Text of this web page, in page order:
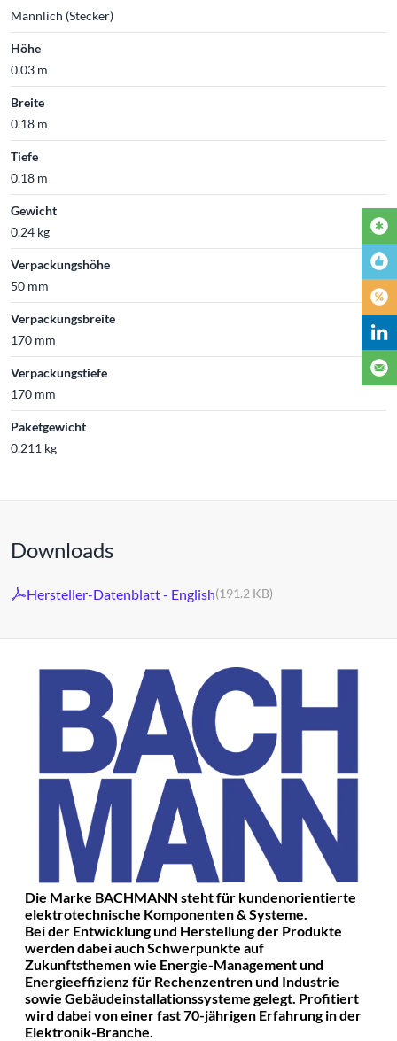
Männlich (Stecker)
Höhe
0.03 m
Breite
0.18 m
Tiefe
0.18 m
Gewicht
0.24 kg
Verpackungshöhe
50 mm
Verpackungsbreite
170 mm
Verpackungstiefe
170 mm
Paketgewicht
0.211 kg
Downloads
Hersteller-Datenblatt - English(191.2 KB)
Die Marke BACHMANN steht für kundenorientierte
elektrotechnische Komponenten & Systeme.
Bei der Entwicklung und Herstellung der Produkte
werden dabei auch Schwerpunkte auf
Zukunftsthemen wie Energie-Management und
Energieeffizienz für Rechenzentren und Industrie
sowie Gebäudeinstallationssysteme gelegt. Profitiert
wird dabei von einer fast 70-jährigen Erfahrung in der
Elektronik-Branche.